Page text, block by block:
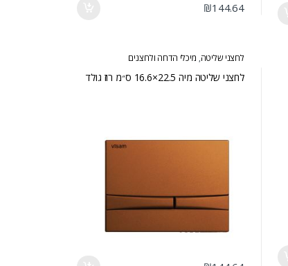
₪144.64
לחצני שליטה, מיכלי הדחה ולחצנים
לחצני שליטה מיה 22.5×16.6 ס״מ רוז גולד